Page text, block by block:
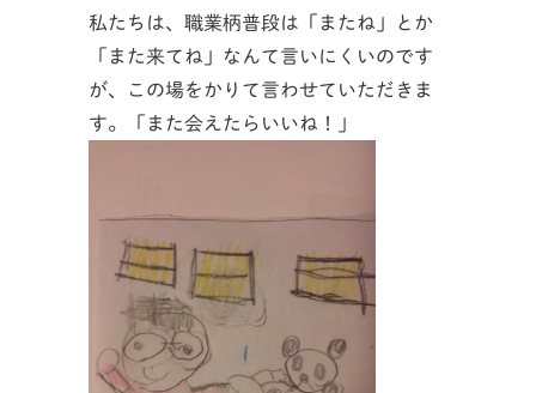
私たちは、職業柄普段は「またね」とか
「また来てね」なんて言いにくいのです
が、この場をかりて言わせていただきま
す。「また会えたらいいね！」